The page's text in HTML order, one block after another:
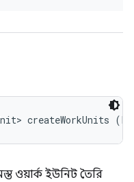
createWorkUnits
ওয়ার্ক ইউনিট তৈরি